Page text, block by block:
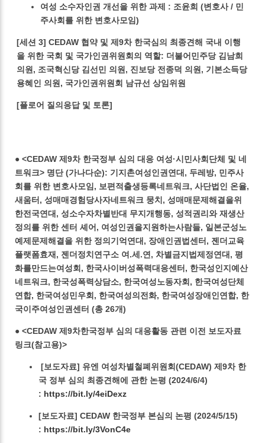
여성 소수자인권 개선을 위한 과제 : 조윤희 (변호사 / 민
주사회를 위한 변호사모임)
[세션 3] CEDAW 협약 및 제9차 한국심의 최종견해 국내 이행
을 위한 국회 및 국가인권위원회의 역할: 더불어민주당 김남희
의원, 조국혁신당 김선민 의원, 진보당 전종덕 의원, 기본소득당
용혜인 의원, 국가인권위원회 남규선 상임위원
[플로어 질의응답 및 토론]
● <CEDAW 제9차 한국정부 심의 대응 여성·시민사회단체 및 네
트워크> 명단 (가나다순): 기지촌여성인권연대, 두레방, 민주사
회를 위한 변호사모임, 보편적출생등록네트워크, 사단법인 온율,
새움터, 성매매경험당사자네트워크 뭉치, 성매매문제해결을위
한전국연대, 성소수자차별반대 무지개행동, 성적권리와 재생산
정의를 위한 센터 셰어, 여성인권을지원하는사람들, 일본군성노
예제문제해결을 위한 정의기억연대, 장애인권법센터, 젠더교육
플랫폼효재, 젠더정치연구소 여.세.연, 차별금지법제정연대, 평
화를만드는여성회, 한국사이버성폭력대응센터, 한국성인지예산
네트워크, 한국성폭력상담소, 한국여성노동자회, 한국여성단체
연합, 한국여성민우회, 한국여성의전화, 한국여성장애인연합, 한
국이주여성인권센터 (총 26개)
● <CEDAW 제9차한국정부 심의 대응활동 관련 이전 보도자료
링크(참고용)>
[보도자료] 유엔 여성차별철폐위원회(CEDAW) 제9차 한
국 정부 심의 최종견해에 관한 논평 (2024/6/4)
: https://bit.ly/4eiDexz
[보도자료] CEDAW 한국정부 본심의 논평 (2024/5/15)
: https://bit.ly/3VonC4e